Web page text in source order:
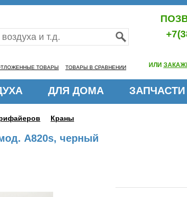
ТОВАРЫ ТОВАРЫ В СРАВНЕНИИ ИЛИ
ДЛЯ ДОМА ЗАПЧАСТИ
Краны
A820s, черный